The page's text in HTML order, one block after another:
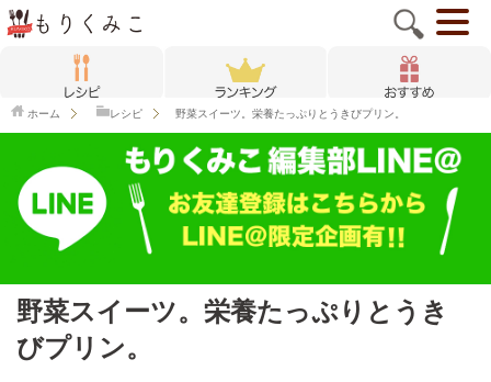
ホーム レシピ 野菜スイーツ。栄養たっぷりとうきびプリン。
野菜スイーツ。栄養たっぷりとうき
びプリン。